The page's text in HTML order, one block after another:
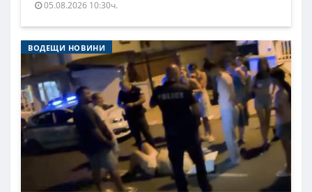
05.08.2026 10:30ч.
ВОДЕЩИ НОВИНИ